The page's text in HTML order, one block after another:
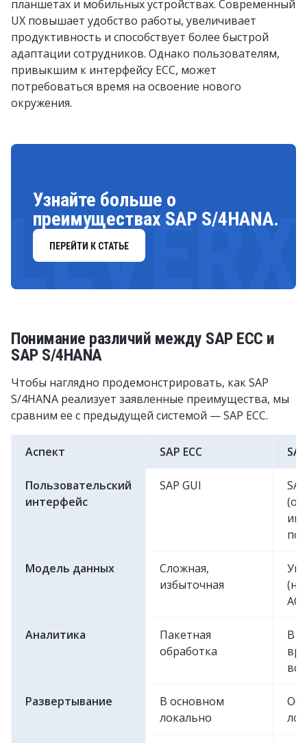
планшетах и мобильных устройствах. Современный
UX повышает удобство работы, увеличивает
продуктивность и способствует более быстрой
адаптации сотрудников. Однако пользователям,
привыкшим к интерфейсу ECC, может
потребоваться время на освоение нового
окружения.
LEVERX
Узнайте больше о
преимуществах SAP S/4HANA.
ПЕРЕЙТИ К СТАТЬЕ
Понимание различий между SAP ECC и
SAP S/4HANA
Чтобы наглядно продемонстрировать, как SAP
S/4HANA реализует заявленные преимущества, мы
сравним ее с предыдущей системой — SAP ECC.
Аспект SAP ECC
Пользовательский
интерфейс
SAP GUI
Модель данных
Сложная,
избыточная
Аналитика
Пакетная
обработка
В
Развертывание
В основном
локально